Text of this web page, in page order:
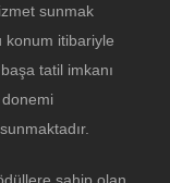
sunmak
konum itibariyle
tatil imkanı
sahip olan